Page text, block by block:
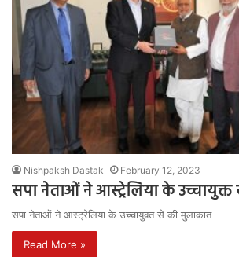
Nishpaksh Dastak February 12, 2023
सपा नेताओं ने आस्ट्रेलिया के
सपा नेताओं ने आस्ट्रेलिया के उच्चायुक्त से की मुलाकात
Read More »